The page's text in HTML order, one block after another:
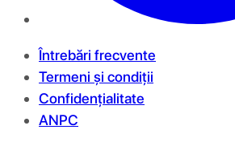
Întrebări frecvente
Termeni și condiții
Confidențialitate
ANPC